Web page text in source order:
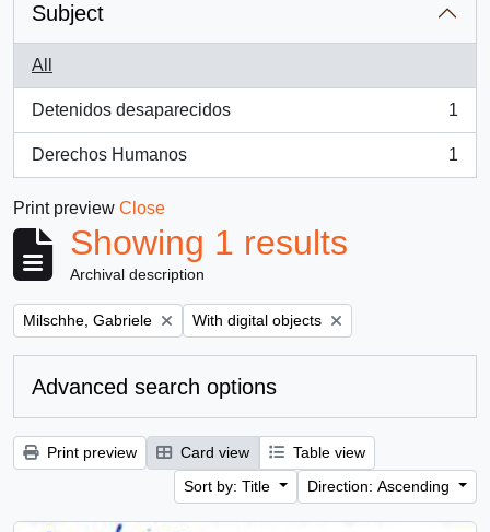
Subject
All
Detenidos desaparecidos
, 1 results
1
Derechos Humanos
, 1 results
1
Print preview Close
Showing 1 results
Archival description
Remove filter:
Milschhe, Gabriele Remove filter:
With digital objects
Advanced search options
Print preview Card view
Table view
Sort by: Title
Direction: Ascending